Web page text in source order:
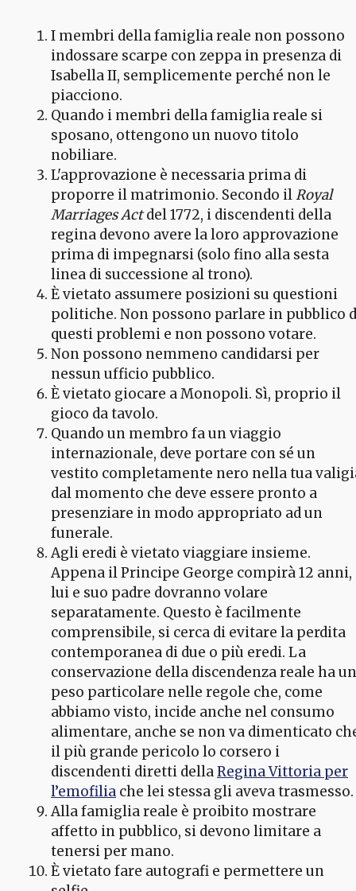
I membri della famiglia reale non possono
indossare scarpe con zeppa in presenza di
Isabella II, semplicemente perché non le
piacciono.
Quando i membri della famiglia reale si
sposano, ottengono un nuovo titolo
nobiliare.
L'approvazione è necessaria prima di
proporre il matrimonio. Secondo ilRoyal
Marriages Actdel 1772, i discendenti della
regina devono avere la loro approvazione
prima di impegnarsi (solo fino alla sesta
linea di successione al trono).
È vietato assumere posizioni su questioni
politiche. Non possono parlare in pubblico
questi problemi e non possono votare.
Non possono nemmeno candidarsi per
nessun ufficio pubblico.
È vietato giocare a Monopoli. Sì, proprio il
gioco da tavolo.
Quando un membro fa un viaggio
internazionale, deve portare con sé un
vestito completamente nero nella tua
dal momento che deve essere pronto a
presenziare in modo appropriato ad un
funerale.
Agli eredi è vietato viaggiare insieme.
Appena il Principe George compirà 12 anni,
lui e suo padre dovranno volare
separatamente. Questo è facilmente
comprensibile, si cerca di evitare la perdita
contemporanea di due o più eredi. La
conservazione della discendenza reale ha un
peso particolare nelle regole che, come
abbiamo visto, incide anche nel consumo
alimentare, anche se non va dimenticato
il più grande pericolo lo corsero i
discendenti diretti dellaRegina Vittoria per
l’emofilia che lei stessa gli aveva trasmesso.
Alla famiglia reale è proibito mostrare
affetto in pubblico, si devono limitare a
tenersi per mano.
È vietato fare autografi e permettere un